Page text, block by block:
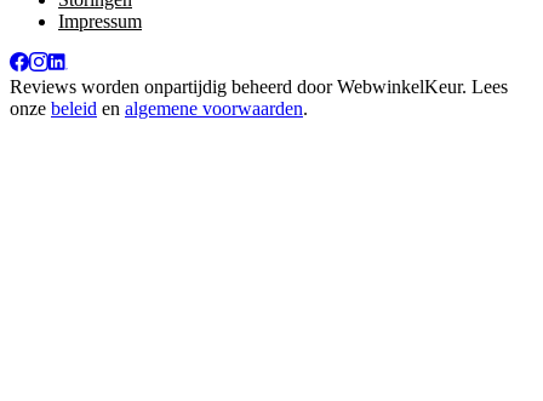
Impressum
Reviews worden onpartijdig beheerd doorWebwinkelKeur. Lees
onze beleid en algemene voorwaarden.